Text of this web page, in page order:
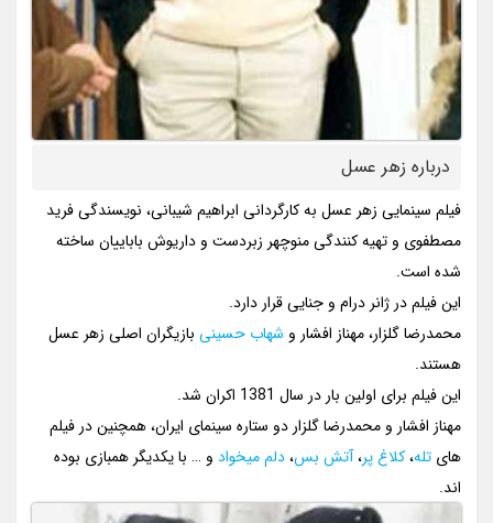
درباره زهر عسل
فیلم سینمایی زهر عسل به کارگردانی ابراهیم شیبانی، نویسندگی فرید
مصطفوی و تهیه کنندگی منوچهر زبردست و داریوش باباییان ساخته
شده است.
این فیلم در ژانر درام و جنایی قرار دارد.
محمدرضا گلزار، مهناز افشار و شهاب حسینی بازیگران اصلی زهر عسل
هستند.
این فیلم برای اولین بار در سال 1381 اکران شد.
مهناز افشار و محمدرضا گلزار دو ستاره سینمای ایران، همچنین در فیلم
هایتله،کلاغ پر،آتش بس،دلم میخواد و … با یکدیگر همبازی بوده
اند.